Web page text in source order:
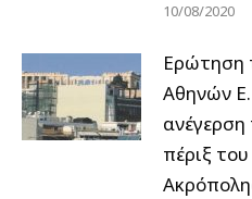
10/08/2020
Ερώτηση
Αθηνών
πέριξ